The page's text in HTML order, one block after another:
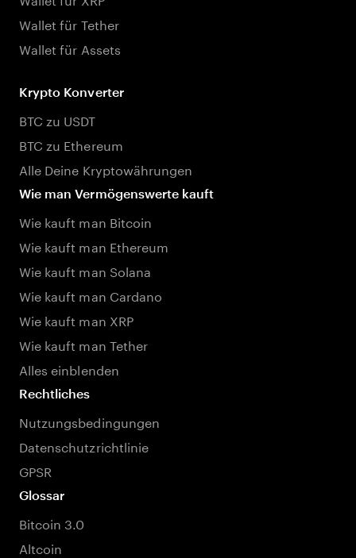
Wallet für Tether
Wallet für Assets
Krypto Konverter
BTC zu USDT
BTC zu Ethereum
Alle Deine Kryptowährungen
Wie man Vermögenswerte kauft
Wie kauft man Bitcoin
Wie kauft man Ethereum
Wie kauft man Solana
Wie kauft man Cardano
Wie kauft man XRP
Wie kauft man Tether
Alles einblenden
Rechtliches
Nutzungsbedingungen
Datenschutzrichtlinie
GPSR
Glossar
Bitcoin 3.0
Altcoin